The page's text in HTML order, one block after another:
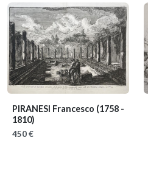
PIRANESI Francesco (1758 -
1810)
450 €